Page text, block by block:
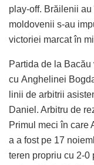
play-off. Brăilenii
moldovenii s-au
victoriei marcat în
Partida de la
cu Anghelinei
linii de arbitrii
Daniel. Arbitru de
Primul meci în care
a a fost pe 17
teren propriu cu 2-0